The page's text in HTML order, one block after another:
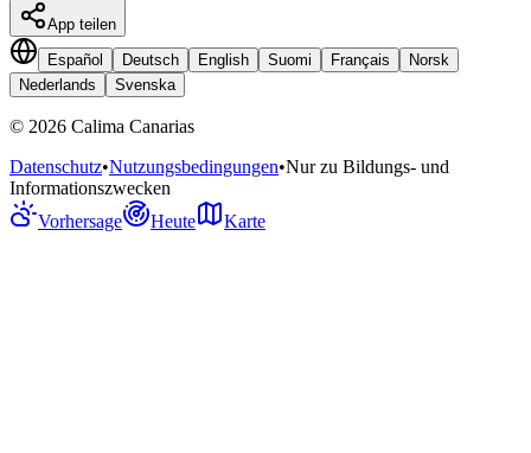
App teilen
Español
Deutsch English Suomi Français
Norsk
Nederlands
Svenska
© 2026 Calima Canarias
Datenschutz•Nutzungsbedingungen•Nur zu Bildungs- und
Informationszwecken
Vorhersage
Heute Karte